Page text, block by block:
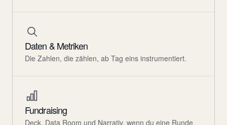
Daten & Metriken
Die Zahlen, die zählen, ab Tag eins instrumentiert.
Fundraising
Deck, Data Room und Narrativ, wenn du eine Runde